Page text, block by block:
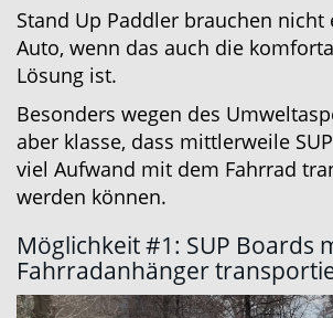
Stand Up Paddler brauchen nicht
Auto, wenn das auch die
Lösung ist.
Besonders wegen des
aber klasse, dass mittlerweile
viel Aufwand mit dem Fahrrad
werden können.
Möglichkeit #1: SUP Boards
Fahrradanhänger